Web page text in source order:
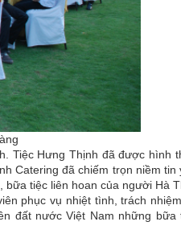
Tiệc Hưng Thịnh đã được hình
Catering đã chiếm trọn niềm tin
tiệc liên hoan của người Hà
phục vụ nhiệt tình, trách
đất nước Việt Nam những bữa